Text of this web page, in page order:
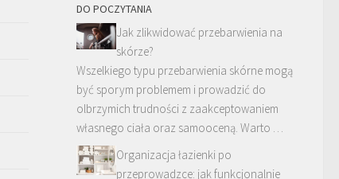
DO POCZYTANIA
Jak zlikwidować przebarwienia na
skórze?
Wszelkiego typu przebarwienia skórne mogą
być sporym problemem i prowadzić do
olbrzymich trudności z zaakceptowaniem
własnego ciała oraz samooceną. Warto …
Organizacja łazienki po
przeprowadzce: jak funkcjonalnie